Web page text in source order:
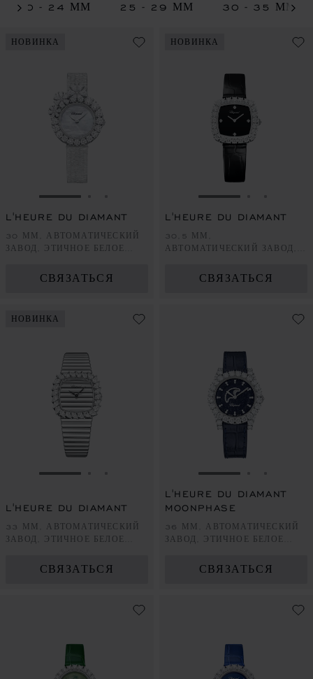
20 - 24 ММ 25 - 29 ММ 30 - 35 ММ
НОВИНКА
ПЕРЕЙТИ К СЛАЙДУ 1
ПЕРЕЙТИ К СЛАЙДУ 2
ПЕРЕЙТИ К СЛАЙДУ 3
L'HEURE DU DIAMANT
30 ММ, АВТОМАТИЧЕСКИЙ
ЗАВОД, ЭТИЧНОЕ БЕЛОЕ
СВЯЗАТЬСЯ
НОВИНКА
ПЕРЕЙТИ К
L'HEURE DU DIAMANT
30,5 ММ,
АВТОМАТИЧЕСКИЙ ЗАВОД,
БРИЛЛИАНТЫСВЯЗАТЬСЯ
НОВИНКА
ПЕРЕЙТИ К СЛАЙДУ 1
ПЕРЕЙТИ К СЛАЙДУ 2
ПЕРЕЙТИ К СЛАЙДУ 3
L'HEURE DU DIAMANT
33 ММ, АВТОМАТИЧЕСКИЙ
ЗАВОД, ЭТИЧНОЕ БЕЛОЕ
СВЯЗАТЬСЯ
ПЕРЕЙТИ К
L'HEURE DU DIAMANT
MOONPHASE
36 ММ, АВТОМАТИЧЕСКИЙ
ЗАВОД, ЭТИЧНОЕ БЕЛОЕ
СВЯЗАТЬСЯ